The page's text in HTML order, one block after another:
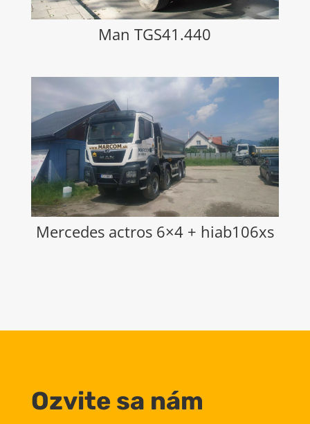
Man TGS41.440
Mercedes actros 6×4 + hiab106xs
Ozvite sa nám